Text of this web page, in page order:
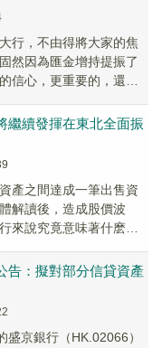
行，不由得將大家的焦
然因為匯金增持提振了
信心，更重要的，還是
繼續發揮在東北全面振
產之間達成一筆出售資
解讀後，造成股價波
來說究竟意味著什麽？
告：擬對部分信貸資產
京銀行（HK.02066）